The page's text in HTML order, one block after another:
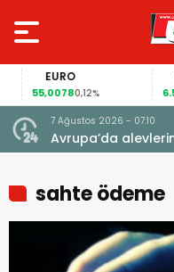
EURO
55,00780,12%
7 Ağustos 2026 - 07:10
Avrupa’da
ulaştı
sahte ödeme